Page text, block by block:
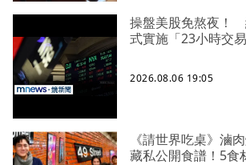
操盤美股免熬夜！
式實施「23小時交易
2026.08.06 19:05
《請世界吃桌》滷
藏私公開食譜！5食